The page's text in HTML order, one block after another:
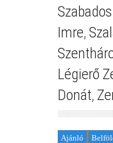
Imre,
Légierő
Donát,
Ajánló